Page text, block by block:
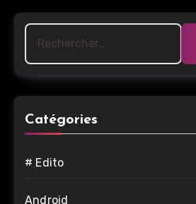
Rechercher :
Catégories
# Edito
Android